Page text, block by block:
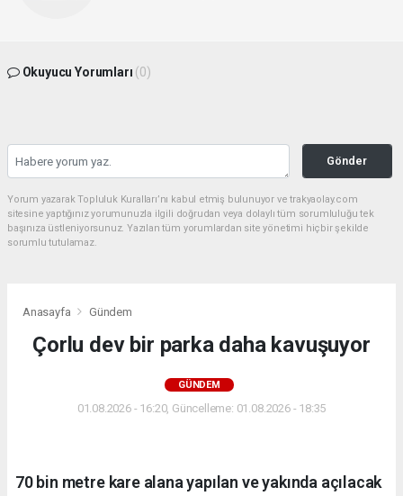
Okuyucu Yorumları (0)
Gönder
Yorum yazarak Topluluk Kuralları’nı kabul etmiş bulunuyor ve trakyaolay.com
sitesine yaptığınız yorumunuzla ilgili doğrudan veya dolaylı tüm sorumluluğu tek
başınıza üstleniyorsunuz. Yazılan tüm yorumlardan site yönetimi hiçbir şekilde
sorumlu tutulamaz.
Anasayfa Gündem
Çorlu dev bir parka daha kavuşuyor
GÜNDEM
01.08.2026 - 16:20, Güncelleme: 01.08.2026 - 18:35
70 bin metre kare alana yapılan ve yakında açılacak